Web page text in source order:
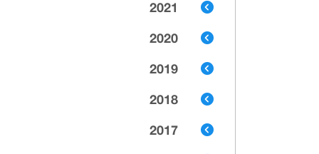
2021
2020
2019
2018
2017